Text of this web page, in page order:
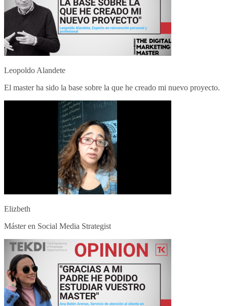
Leopoldo Alandete
El master ha sido la base sobre la que he creado mi nuevo proyecto.
Elizbeth
Máster en Social Media Strategist